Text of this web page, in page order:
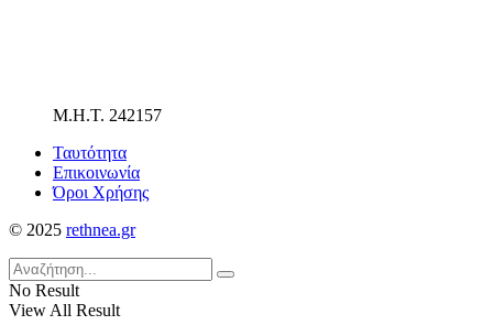
Μ.Η.Τ. 242157
Ταυτότητα
Επικοινωνία
Όροι Χρήσης
© 2025 rethnea.gr
No Result
View All Result